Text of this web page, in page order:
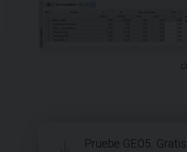
Pruebe GEO5. Gratis.